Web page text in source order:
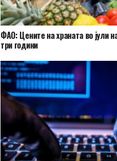
ФАО: Цените на храната во јули
три години